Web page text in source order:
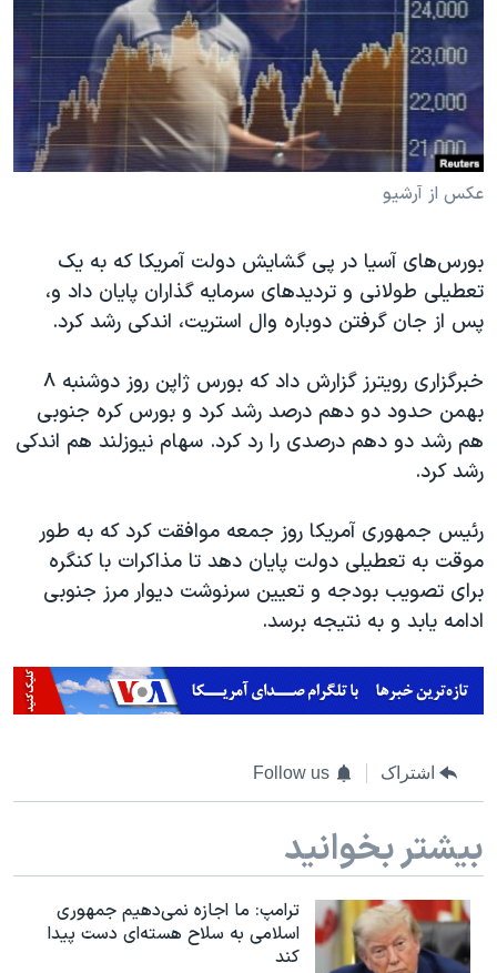
فرهنگ و زندگی
حقوق شهروندی
اقتصادی
علم و فناوری
آرشیو پخش زنده
مستندها
انتخابات ریاست جمهوری آمریکا ۲۰۲۴
حمله جمهوری اسلامی به اسرائیل
رمز مهسا
مجموعه مستندهای دادخواهی
تریبونال مردمی آبان ۹۸
چهل سال گروگان‌گیری
قانون شفافیت دارائی کادر رهبری ایران
اعتراضات مردمی آبان ۹۸
نرگس محمدی برنده جایزه نوبل صلح
صفحه‌های ویژه
دنبال کنید
زبانهای مختلف
عکس از آرشیو
بورس‌های آسیا در پی گشایش دولت آمریکا که به یک
تعطیلی طولانی و تردیدهای سرمایه گذاران پایان داد و،
پس از جان گرفتن دوباره وال استریت، اندکی رشد کرد.
خبرگزاری رویترز گزارش داد که بورس ژاپن روز دوشنبه ۸
بهمن حدود دو دهم درصد رشد کرد و بورس کره جنوبی
هم رشد دو دهم درصدی را رد کرد. سهام نیوزلند هم اندکی
رشد کرد.
رئیس جمهوری آمریکا روز جمعه موافقت کرد که به طور
موقت به تعطیلی دولت پایان دهد تا مذاکرات با کنگره
برای تصویب بودجه و تعیین سرنوشت دیوار مرز جنوبی
ادامه یابد و به نتیجه برسد.
اشتراک Follow us
بیشتر بخوانید
ترامپ: ما اجازه نمی‌دهیم جمهوری
اسلامی به سلاح هسته‌ای دست پیدا
کند